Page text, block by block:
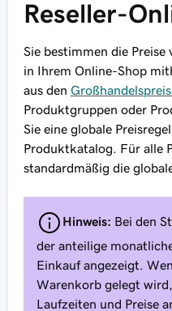
Reseller-
Sie bestimmen die
in Ihrem Online-Shop
aus den
Produktgruppen oder
Sie eine globale
Produktkatalog. Für alle
standardmäßig die globale
Hinweis: Bei den
der anteilige
Einkauf angezeigt.
Warenkorb gelegt
Laufzeiten und Preise